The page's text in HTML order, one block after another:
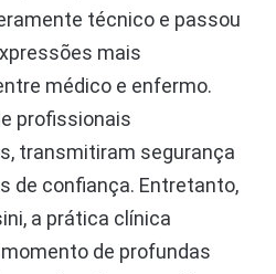
técnico e passou
mais
médico e enfermo.
profissionais
transmitiram segurança
de confiança. Entretanto,
a prática clínica
de profundas